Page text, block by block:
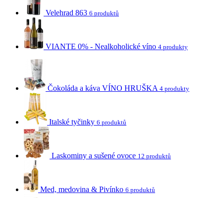
Velehrad 863 6 produktů
VIANTE 0% - Nealkoholické víno 4 produkty
Čokoláda a káva VÍNO HRUŠKA 4 produkty
Italské tyčinky 6 produktů
Laskominy a sušené ovoce 12 produktů
Med, medovina & Pivínko 6 produktů